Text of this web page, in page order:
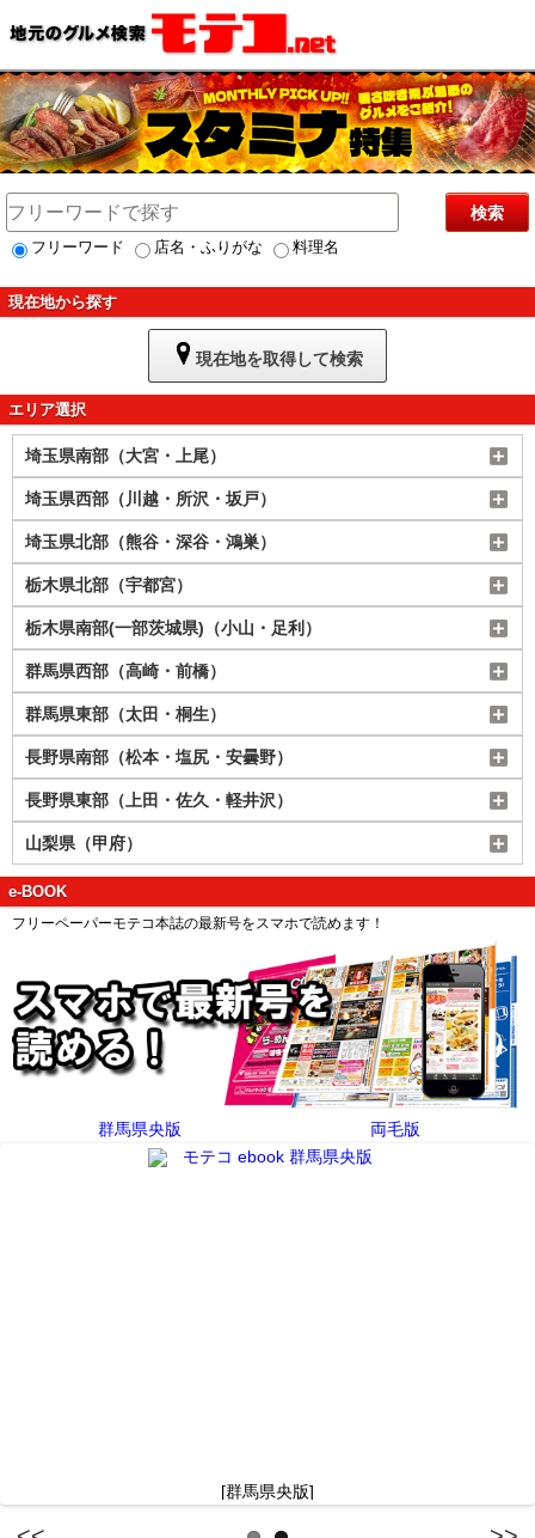
検索
フリーワード 店名・ふりがな 料理名
現在地から探す
現在地を取得して検索
エリア選択
埼玉県南部（大宮・上尾）
埼玉県西部（川越・所沢・坂戸）
埼玉県北部（熊谷・深谷・鴻巣）
栃木県北部（宇都宮）
栃木県南部(一部茨城県)（小山・足利）
群馬県西部（高崎・前橋）
群馬県東部（太田・桐生）
長野県南部（松本・塩尻・安曇野）
長野県東部（上田・佐久・軽井沢）
山梨県（甲府）
e-BOOK
フリーペーパーモテコ本誌の最新号をスマホで読めます！
群馬県央版 両毛版
[群馬県央版]